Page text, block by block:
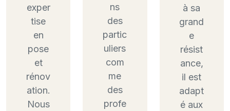
exper
tise
en
pose
et
rénov
ation.
Nous
ns
des
partic
uliers
com
me
des
profe
à sa
grand
e
résist
ance,
il est
adapt
é aux